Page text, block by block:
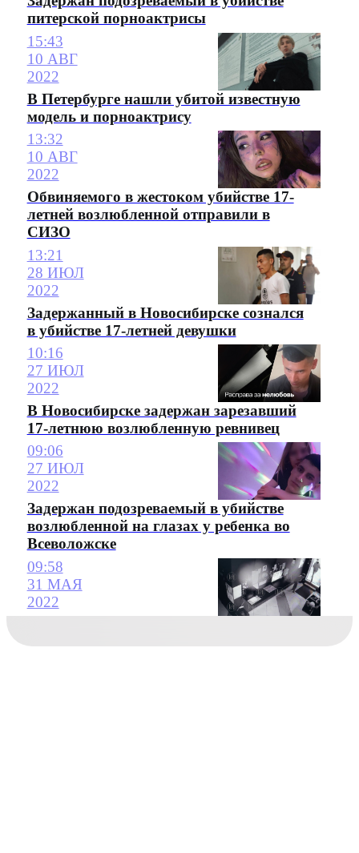
питерской порноактрисы
15:43
10 АВГ
2022
В Петербурге нашли убитой известную
модель и порноактрису
13:32
10 АВГ
2022
Обвиняемого в жестоком убийстве 17-
летней возлюбленной отправили в
СИЗО
13:21
28 ИЮЛ
2022
Задержанный в Новосибирске сознался
в убийстве 17-летней девушки
10:16
27 ИЮЛ
2022
В Новосибирске задержан зарезавший
17-летнюю возлюбленную ревнивец
09:06
27 ИЮЛ
2022
Задержан подозреваемый в убийстве
возлюбленной на глазах у ребенка во
Всеволожске
09:58
31 МАЯ
2022